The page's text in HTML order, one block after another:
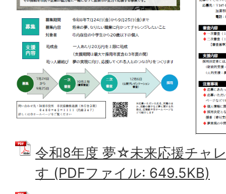
令和8年度 夢☆未来応援チャ
す (PDFファイル: 649.5KB)